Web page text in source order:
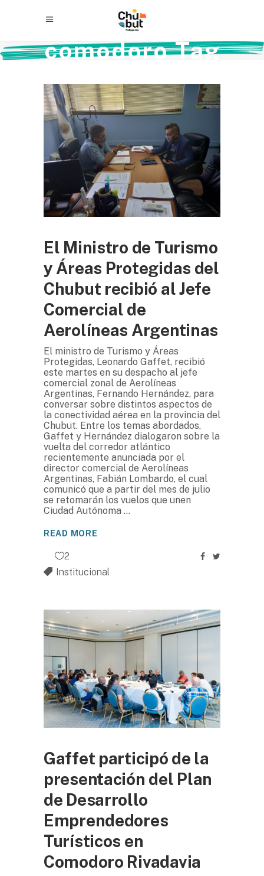
comodoro Tag
El Ministro de Turismo
y Áreas Protegidas del
Chubut recibió al Jefe
Comercial de
Aerolíneas Argentinas
El ministro de Turismo y Áreas
Protegidas, Leonardo Gaffet, recibió
este martes en su despacho al jefe
comercial zonal de Aerolíneas
Argentinas, Fernando Hernández, para
conversar sobre distintos aspectos de
la conectividad aérea en la provincia del
Chubut. Entre los temas abordados,
Gaffet y Hernández dialogaron sobre la
vuelta del corredor atlántico
recientemente anunciada por el
director comercial de Aerolíneas
Argentinas, Fabián Lombardo, el cual
comunicó que a partir del mes de julio
se retomarán los vuelos que unen
Ciudad Autónoma
READ MORE
2
Institucional
Gaffet participó de la
presentación del Plan
de Desarrollo
Emprendedores
Turísticos en
Comodoro Rivadavia